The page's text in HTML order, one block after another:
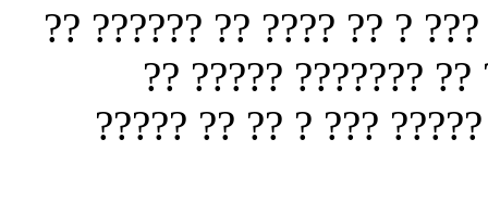
???????? ??. ? ??? ?? ??
???? ?? ???? ?? ??
????????? ?? ? ?????